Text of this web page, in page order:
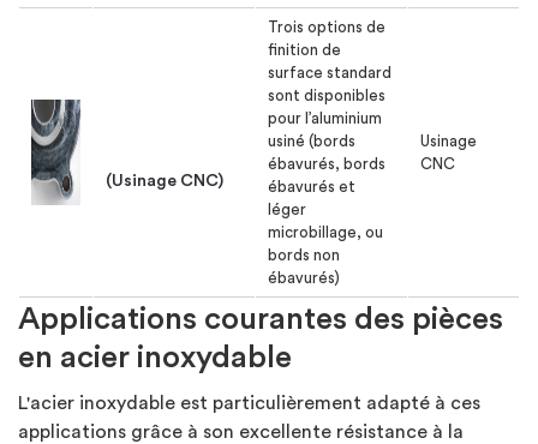
(Usinage CNC)
Trois options de
finition de
surface standard
sont disponibles
pour l’aluminium
usiné (bords
ébavurés, bords
ébavurés et
léger
microbillage, ou
bords non
ébavurés)
Usinage
CNC
Applications courantes des pièces
en acier inoxydable
L'acier inoxydable est particulièrement adapté à ces
applications grâce à son excellente résistance à la